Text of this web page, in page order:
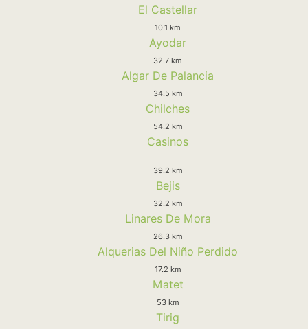
El Castellar
10.1 km
Ayodar
32.7 km
Algar De Palancia
34.5 km
Chilches
54.2 km
Casinos
39.2 km
Bejis
32.2 km
Linares De Mora
26.3 km
Alquerias Del Niño Perdido
17.2 km
Matet
53 km
Tirig